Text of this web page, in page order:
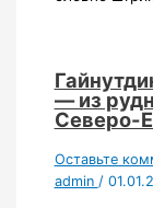
— из
Северо-
Оставьте
admin /